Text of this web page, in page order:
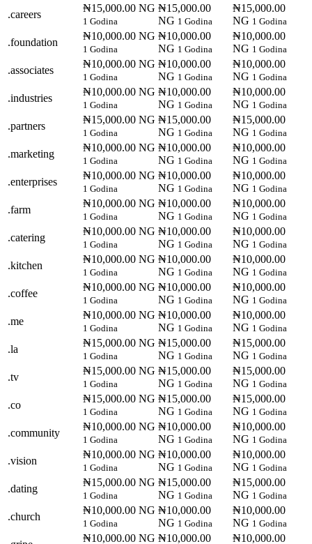
.careers
₦15,000.00 NG
1 Godina
₦15,000.00
NG 1 Godina
₦15,000.00
NG 1 Godina
.foundation
₦10,000.00 NG
1 Godina
₦10,000.00
NG 1 Godina
₦10,000.00
NG 1 Godina
.associates
₦10,000.00 NG
1 Godina
₦10,000.00
NG 1 Godina
₦10,000.00
NG 1 Godina
.industries
₦10,000.00 NG
1 Godina
₦10,000.00
NG 1 Godina
₦10,000.00
NG 1 Godina
.partners
₦15,000.00 NG
1 Godina
₦15,000.00
NG 1 Godina
₦15,000.00
NG 1 Godina
.marketing
₦10,000.00 NG
1 Godina
₦10,000.00
NG 1 Godina
₦10,000.00
NG 1 Godina
.enterprises
₦10,000.00 NG
1 Godina
₦10,000.00
NG 1 Godina
₦10,000.00
NG 1 Godina
.farm
₦10,000.00 NG
1 Godina
₦10,000.00
NG 1 Godina
₦10,000.00
NG 1 Godina
.catering
₦10,000.00 NG
1 Godina
₦10,000.00
NG 1 Godina
₦10,000.00
NG 1 Godina
.kitchen
₦10,000.00 NG
1 Godina
₦10,000.00
NG 1 Godina
₦10,000.00
NG 1 Godina
.coffee
₦10,000.00 NG
1 Godina
₦10,000.00
NG 1 Godina
₦10,000.00
NG 1 Godina
.me
₦10,000.00 NG
1 Godina
₦10,000.00
NG 1 Godina
₦10,000.00
NG 1 Godina
.la
₦15,000.00 NG
1 Godina
₦15,000.00
NG 1 Godina
₦15,000.00
NG 1 Godina
.tv
₦15,000.00 NG
1 Godina
₦15,000.00
NG 1 Godina
₦15,000.00
NG 1 Godina
.co
₦15,000.00 NG
1 Godina
₦15,000.00
NG 1 Godina
₦15,000.00
NG 1 Godina
.community
₦10,000.00 NG
1 Godina
₦10,000.00
NG 1 Godina
₦10,000.00
NG 1 Godina
.vision
₦10,000.00 NG
1 Godina
₦10,000.00
NG 1 Godina
₦10,000.00
NG 1 Godina
.dating
₦15,000.00 NG
1 Godina
₦15,000.00
NG 1 Godina
₦15,000.00
NG 1 Godina
.church
₦10,000.00 NG
1 Godina
₦10,000.00
NG 1 Godina
₦10,000.00
NG 1 Godina
₦10,000.00 NG ₦10,000.00
₦10,000.00